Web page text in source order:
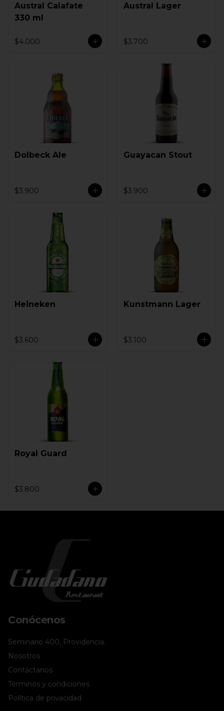
Austral Calafate
330 ml
$4.000
Austral Lager
$3.700
Dolbeck Ale
$3.900
Guayacan Stout
$3.900
Heineken
$3.600
Kunstmann Lager
$3.100
Royal Guard
$3.800
Conócenos
Seminario 400, Providencia.
Nosotros
Contáctanos
Términos y condiciones
Política de privacidad